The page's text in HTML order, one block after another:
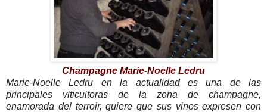
Champagne Marie-Noelle Ledru
Marie-Noelle Ledru en la actualidad es una de las
principales viticultoras de la zona de champagne,
enamorada del terroir, quiere que sus vinos expresen con